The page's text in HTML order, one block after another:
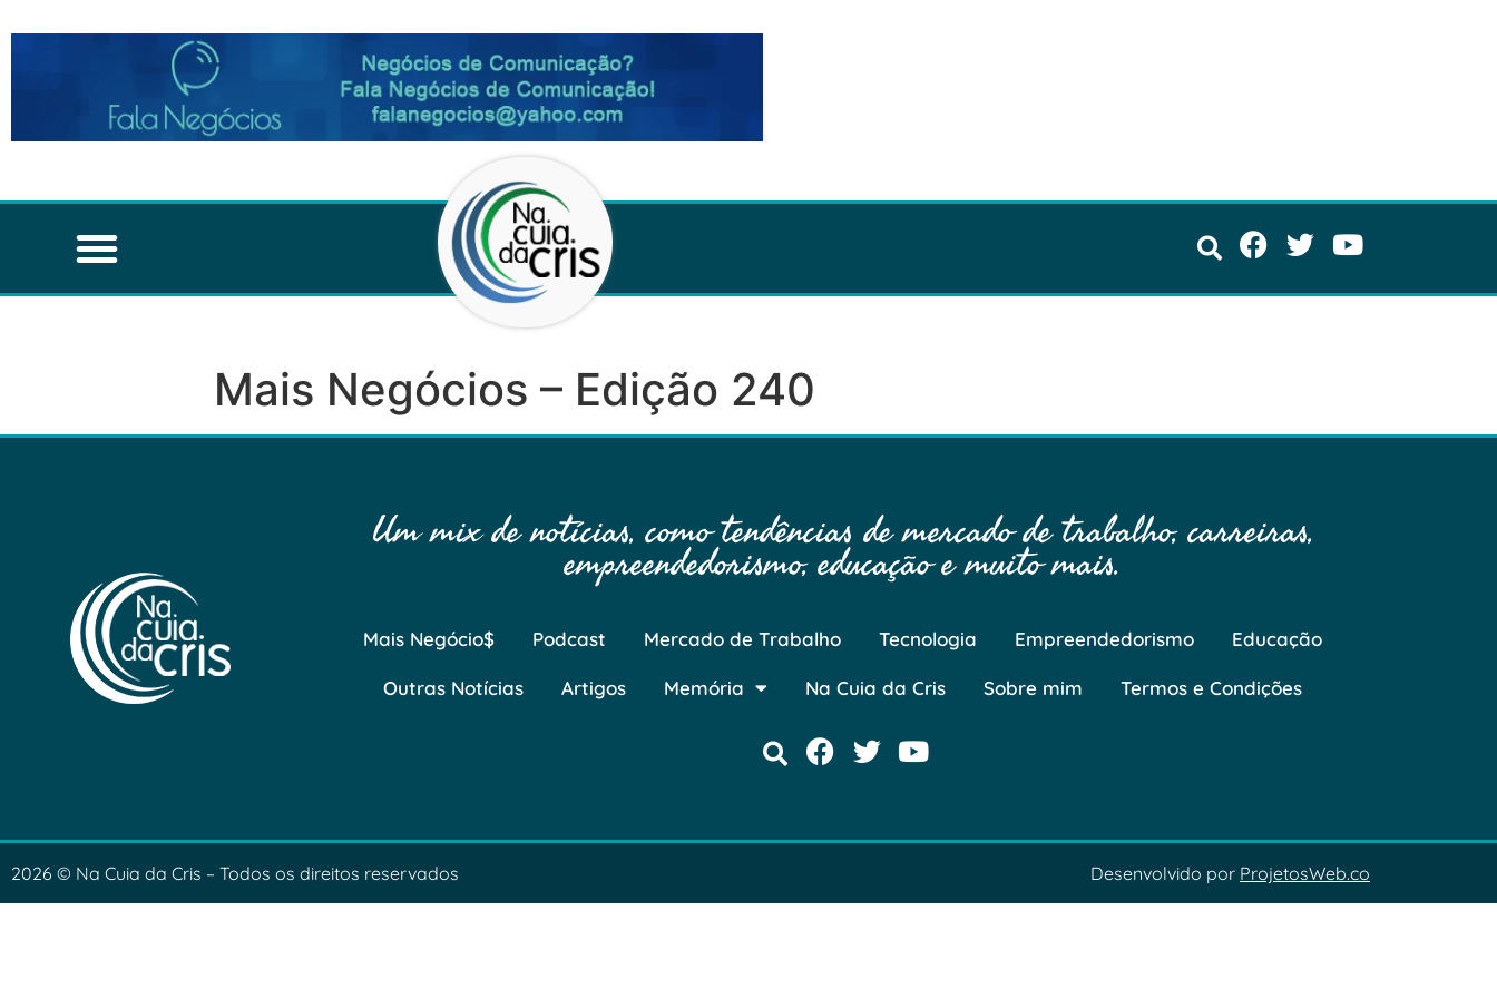
Mais Negócios – Edição 240
Um mix de notícias, como tendências de mercado de trabalho, carreiras,
empreendedorismo, educação e muito mais.
Mais Negócio$ Podcast Mercado de Trabalho Tecnologia Empreendedorismo Educação
Outras Notícias Artigos Memória Na Cuia da Cris Sobre mim Termos e Condições
2026 © Na Cuia da Cris – Todos os direitos reservados Desenvolvido por ProjetosWeb.co